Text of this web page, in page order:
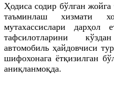
Ҳодиса содир бўлган
таъминлаш хизмати
мутахассислари
тафсилотларини
автомобиль ҳайдовчиси
шифохонага ётқизилган
аниқланмоқда.